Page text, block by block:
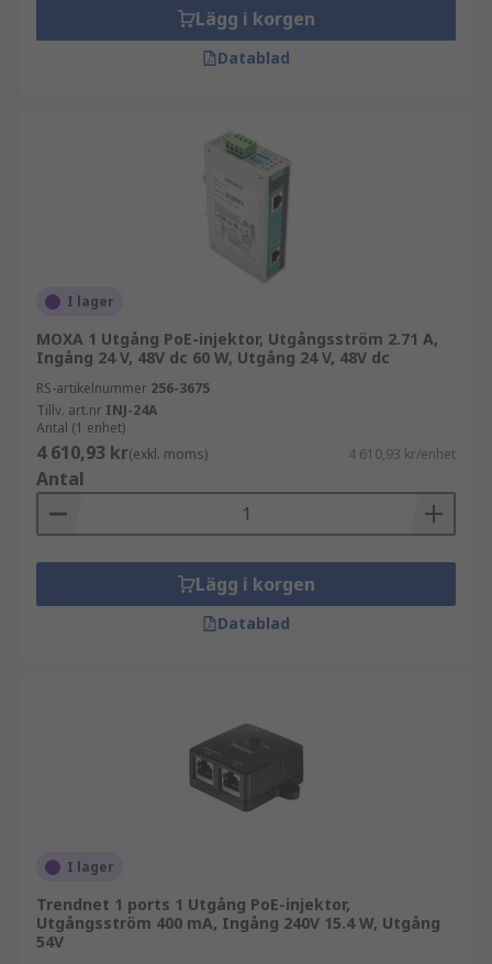
Lägg i korgen
Datablad
I lager
MOXA 1 Utgång PoE-injektor, Utgångsström 2.71 A,
Ingång 24 V, 48V dc 60 W, Utgång 24 V, 48V dc
RS-artikelnummer 256-3675
Tillv. art.nr INJ-24A
Antal (1 enhet)
4 610,93 kr(exkl. moms) 4 610,93 kr/enhet
Antal
Lägg i korgen
Datablad
I lager
Trendnet 1 ports 1 Utgång PoE-injektor,
Utgångsström 400 mA, Ingång 240V 15.4 W, Utgång
54V